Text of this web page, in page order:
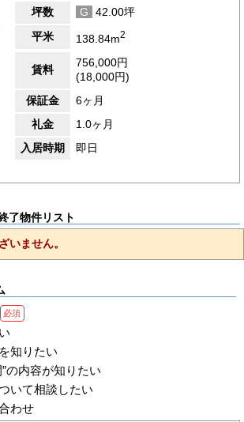
坪数
G
42.00坪
平米
138.84m2
賃料
756,000円
(18,000円)
保証金
6ヶ月
礼金
1.0ヶ月
入居時期
即日
了物件リスト
いません。
必須
知りたい
の内容が知りたい
いて相談したい
わせ